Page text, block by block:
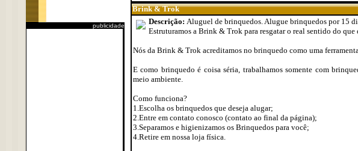
publicidade
Brink & Trok
Descrição: Aluguel de brinquedos. Alugue brinquedos por 15
Estruturamos a Brink & Trok para resgatar o real sentido do
Nós da Brink & Trok acreditamos no brinquedo como uma
E como brinquedo é coisa séria, trabalhamos somente com
meio ambiente.
Como funciona?
1.Escolha os brinquedos que deseja alugar;
2.Entre em contato conosco (contato ao final da página);
3.Separamos e higienizamos os Brinquedos para você;
4.Retire em nossa loja física.